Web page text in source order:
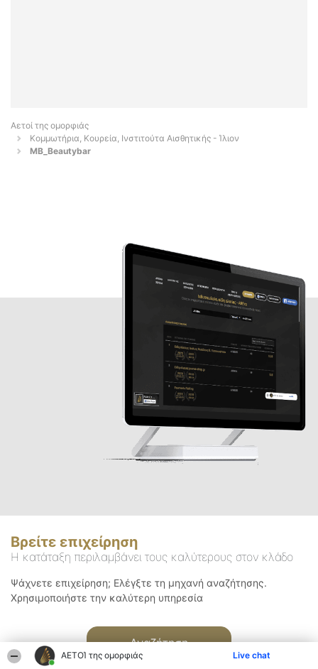
ΑΕΤΟΊ της ομορφιάς Live chat
Αετοί της ομορφιάς
Κομμωτήρια, Κουρεία, Ινστιτούτα Αισθητικής - Ίλιον
ΜB_Βeautybar
Βρείτε επιχείρηση
Η κατάταξη περιλαμβάνει τους καλύτερους στον κλάδο
Ψάχνετε επιχείρηση; Ελέγξτε τη μηχανή αναζήτησης.
Χρησιμοποιήστε την καλύτερη υπηρεσία
Αναζήτηση